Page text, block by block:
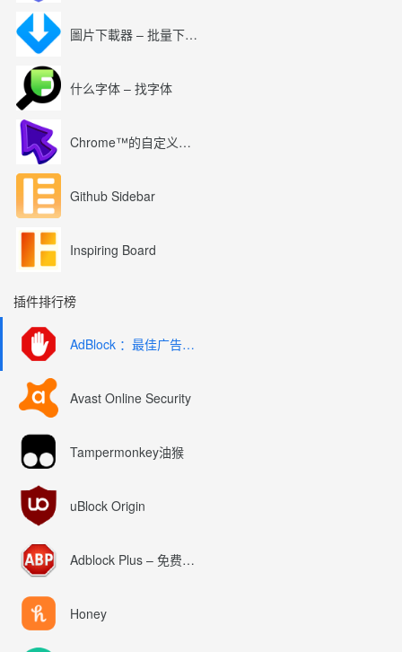
圖片下載器 – 批量下載圖片
什么字体 – 找字体
Chrome™的自定义光标
Github Sidebar
Inspiring Board
插件排行榜
AdBlock ：最佳广告拦截工具
Avast Online Security
Tampermonkey油猴
uBlock Origin
Adblock Plus – 免费的广告拦截器
Honey